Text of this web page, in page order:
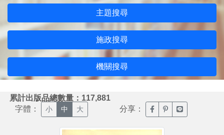
主題搜尋
施政搜尋
機關搜尋
累計出版品總數量：117,881
字體： 小 中 大 分享： 臉書分享(另開新視窗)
噗浪分享(另開新
Line分享(另